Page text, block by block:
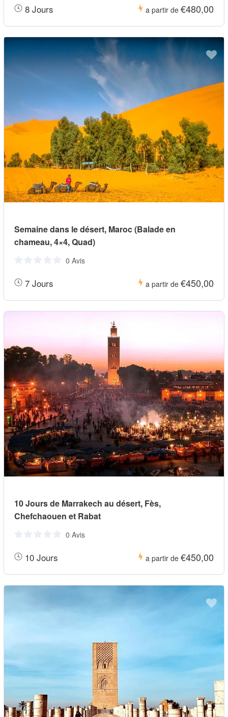
8 Jours a partir de €480,00
Semaine dans le désert, Maroc (Balade en
chameau, 4×4, Quad)
0 Avis
7 Jours a partir de €450,00
10 Jours de Marrakech au désert, Fès,
Chefchaouen et Rabat
0 Avis
10 Jours a partir de €450,00